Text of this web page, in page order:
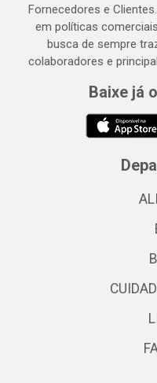
Fornecedores e
em políticas
busca de sempre
colaboradores e
Baixe já